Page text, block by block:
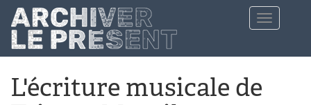
Aller au contenu principal
Toggle
navigation
L'écriture musicale de